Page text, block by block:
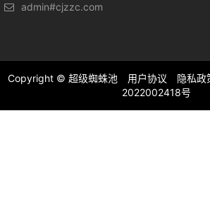
admin#cjzzc.com
Copyright © 超级蜘蛛池 用户协议 隐私政
2022002418号